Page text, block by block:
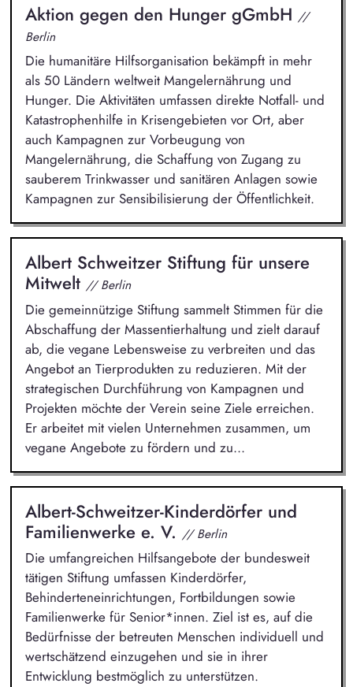
Aktion gegen den Hunger gGmbH //
Berlin
Die humanitäre Hilfsorganisation bekämpft in mehr
als 50 Ländern weltweit Mangelernährung und
Hunger. Die Aktivitäten umfassen direkte Notfall- und
Katastrophenhilfe in Krisengebieten vor Ort, aber
auch Kampagnen zur Vorbeugung von
Mangelernährung, die Schaffung von Zugang zu
sauberem Trinkwasser und sanitären Anlagen sowie
Kampagnen zur Sensibilisierung der Öffentlichkeit.
Albert Schweitzer Stiftung für unsere
Mitwelt // Berlin
Die gemeinnützige Stiftung sammelt Stimmen für die
Abschaffung der Massentierhaltung und zielt darauf
ab, die vegane Lebensweise zu verbreiten und das
Angebot an Tierprodukten zu reduzieren. Mit der
strategischen Durchführung von Kampagnen und
Projekten möchte der Verein seine Ziele erreichen.
Er arbeitet mit vielen Unternehmen zusammen, um
vegane Angebote zu fördern und zu...
Albert-Schweitzer-Kinderdörfer und
Familienwerke e. V. // Berlin
Die umfangreichen Hilfsangebote der bundesweit
tätigen Stiftung umfassen Kinderdörfer,
Behinderteneinrichtungen, Fortbildungen sowie
Familienwerke für Senior*innen. Ziel ist es, auf die
Bedürfnisse der betreuten Menschen individuell und
wertschätzend einzugehen und sie in ihrer
Entwicklung bestmöglich zu unterstützen.